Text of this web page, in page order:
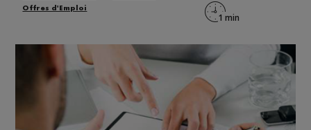
Offres d'Emploi